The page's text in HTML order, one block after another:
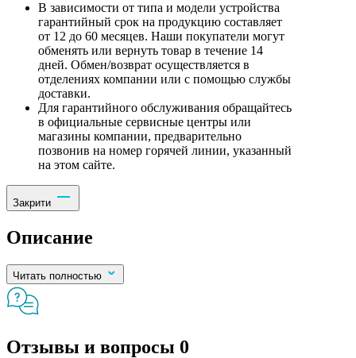
В зависимости от типа и модели устройства
гарантийный срок на продукцию составляет
от 12 до 60 месяцев. Наши покупатели могут
обменять или вернуть товар в течение 14
дней. Обмен/возврат осуществляется в
отделениях компании или с помощью службы
доставки.
Для гарантийного обслуживания обращайтесь
в официальные сервисные центры или
магазины компании, предварительно
позвонив на номер горячей линии, указанный
на этом сайте.
Закрити
Описание
Читать полностью
Отзывы и вопросы 0